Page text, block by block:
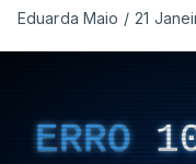
Eduarda Maio / 21
ERRO